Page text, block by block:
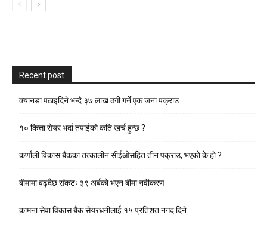
Recent post
क्यानडा पठाइदिने भन्दै ३७ लाख ठगी गर्ने एक जना पक्राउ
१० कित्ता सेयर भर्दा तपाईको कति खर्च हुन्छ ?
कर्णाली विकास बैंकका तत्कालीन सीईओसहित तीन पक्राउ, भएकाे के हाे ?
बीमामा बढ्दैछ संकटः ३९ अर्बको भएन बीमा नवीकरण
कामना सेवा विकास बैंक सेयरधनीलाई १५ प्रतिशत नगद दिने